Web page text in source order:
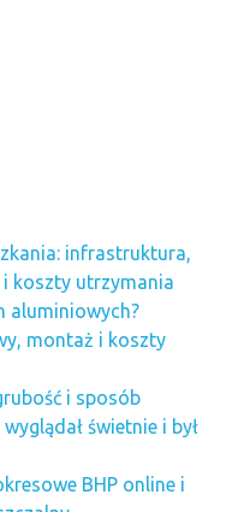
infrastruktura,
koszty utrzymania
aluminiowych?
montaż i koszty
i sposób
świetnie i był
BHP online i